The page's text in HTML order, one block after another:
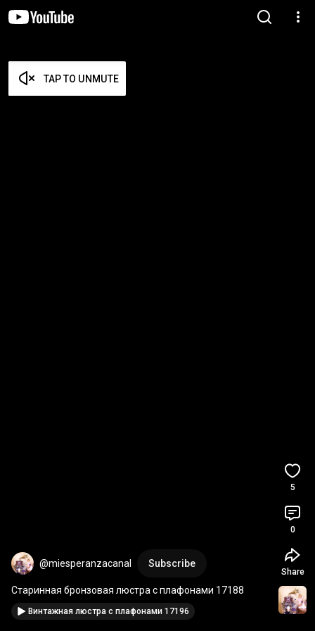
TAP TO UNMUTE
@miesperanzacanal Subscribe
Старинная бронзовая люстра с плафонами 17188
Винтажная люстра с плафонами 17196
5
0
Share